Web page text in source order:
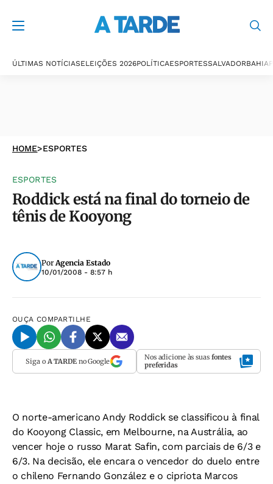
ÚLTIMAS NOTÍCIASELEIÇÕES 2026POLÍTICAESPORTESSALVADORBAHIA
HOME>ESPORTES
ESPORTES
Roddick está na final do torneio de
tênis de Kooyong
PorAgencia Estado
10/01/2008 - 8:57 h
OUÇA COMPARTILHE
Siga o A TARDEno Google Nos adicione às suas fontes
preferidas
O norte-americano Andy Roddick se classificou à final
do Kooyong Classic, em Melbourne, na Austrália, ao
vencer hoje o russo Marat Safin, com parciais de 6/3 e
6/3. Na decisão, ele encara o vencedor do duelo entre
o chileno Fernando González e o cipriota Marcos